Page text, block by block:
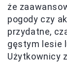
że
pogody czy
przydatne,
gęstym lesie
Użytkownicy